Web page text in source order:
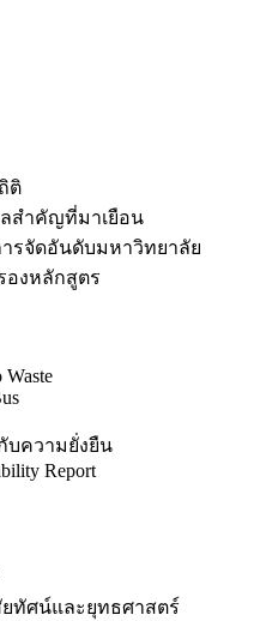
ติ
สำคัญที่มาเยือน
ารจัดอันดับมหาวิทยาลัย
องหลักสูตร
Waste
บความยั่งยืน
Report
ทัศน์และยุทธศาสตร์